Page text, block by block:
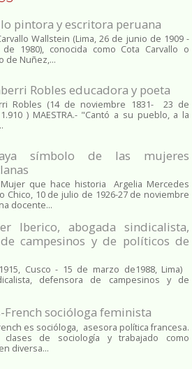
pintora y escritora peruana
Wallstein (Lima, 26 de junio de 1909 -
1980), conocida como Cota Carvallo o
de Nuñez,...
Robles educadora y poeta
Robles (14 de noviembre 1831- 23 de
) MAESTRA.- "Cantó a su pueblo, a la
símbolo de las mujeres
Mujer que hace historia Argelia Mercedes
Chico, 10 de julio de 1926-27 de noviembre
docente...
Iberico, abogada sindicalista,
campesinos y de políticos de
Cusco - 15 de marzo de1988, Lima)
defensora de campesinos y de
French socióloga feminista
es socióloga, asesora política francesa.
clases de sociología y trabajado como
diversa...